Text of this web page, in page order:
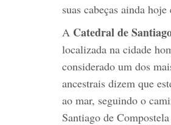
suas cabeças ainda hoje
A Catedral de
localizada na cidade
considerado um dos
ancestrais dizem que
ao mar, seguindo o
Santiago de